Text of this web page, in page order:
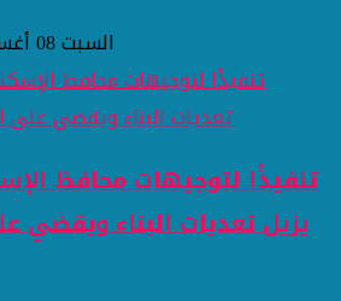
السبت 08 أغسطس 2026 08:07 مساءً
تنفيذًا لتوجيهات محافظ
يزيل تعديات البناء ويقضي